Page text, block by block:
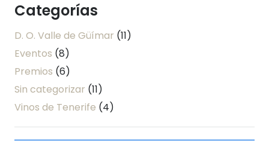
Categorías
D. O. Valle de Güímar (11)
Eventos (8)
Premios (6)
Sin categorizar (11)
Vinos de Tenerife (4)